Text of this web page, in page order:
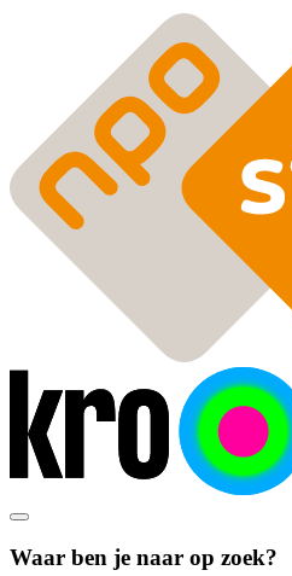
Waar ben je naar op zoek?